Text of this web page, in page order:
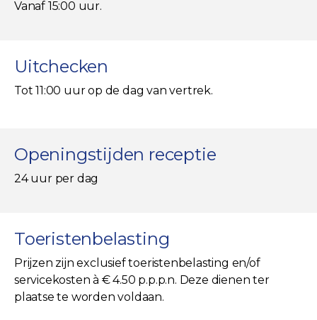
Vanaf 15:00 uur.
Uitchecken
Tot 11:00 uur op de dag van vertrek.
Openingstijden receptie
24 uur per dag
Toeristenbelasting
Prijzen zijn exclusief toeristenbelasting en/of
servicekosten à € 4.50 p.p.p.n. Deze dienen ter
plaatse te worden voldaan.